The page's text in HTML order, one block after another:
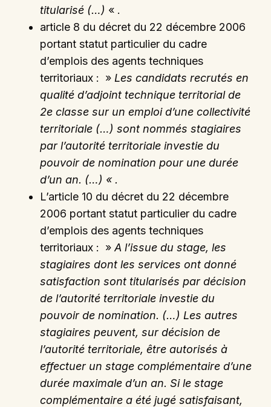
titularisé (…) « .
article 8 du décret du 22 décembre 2006
portant statut particulier du cadre
d’emplois des agents techniques
territoriaux : » Les candidats recrutés en
qualité d’adjoint technique territorial de
2e classe sur un emploi d’une collectivité
territoriale (…) sont nommés stagiaires
par l’autorité territoriale investie du
pouvoir de nomination pour une durée
d’un an. (…) « .
L’article 10 du décret du 22 décembre
2006 portant statut particulier du cadre
d’emplois des agents techniques
territoriaux : »A l’issue du stage, les
stagiaires dont les services ont donné
satisfaction sont titularisés par décision
de l’autorité territoriale investie du
pouvoir de nomination. (…) Les autres
stagiaires peuvent, sur décision de
l’autorité territoriale, être autorisés à
effectuer un stage complémentaire d’une
durée maximale d’un an. Si le stage
complémentaire a été jugé satisfaisant,